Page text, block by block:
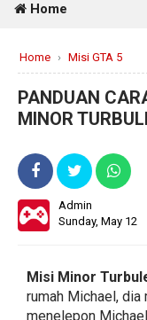
Home
Home › Misi GTA 5
PANDUAN
MINOR
Admin
Sunday, May 12
Misi Minor
rumah Michael, dia
menelepon